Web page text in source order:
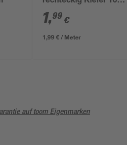
x 1,5 x 1 cm
1,99 €
1,99 € / Meter
auf toom Eigenmarken